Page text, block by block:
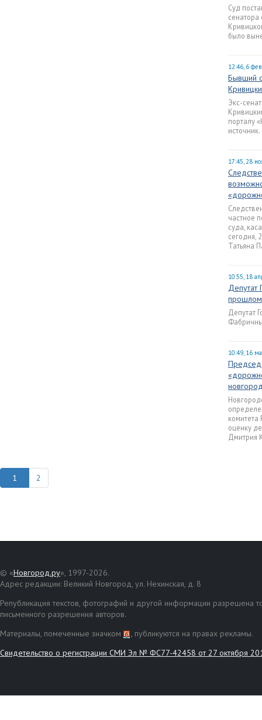
Суд
было
12:46, 6
Бывший
Экс-
порталу
источник.
17:45, 28
частное
суда,
сегодня,
Татьяна
10:55, 18
Депутат
прошлом
Депутат
10:49, 16
комитета
оценку
Дмитрия
2
© «Новгород.ру», 1997-2026.
Адрес редакции: Великий Новгород, ул. Нехинская, д. 8
Републикация текстов, фотографий и другой информации разрешена
письменного разрешения авторов.
Материалы, помеченные значком
, публикуются на правах рекламы.
Свидетельство о регистрации СМИ Эл № ФС77-42458 от 27 октября